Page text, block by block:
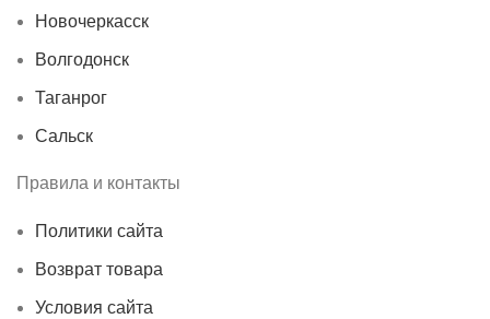
Новочеркасск
Волгодонск
Таганрог
Сальск
Правила и контакты
Политики сайта
Возврат товара
Условия сайта